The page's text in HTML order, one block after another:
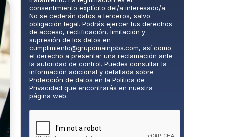
r
i
v
a
c
i
d
a
d
*
consentimiento explícito del/a interesado/a.
No se cederán datos a terceros, salvo
obligación legal. Podrás ejercer tus derechos
de acceso, rectificación, limitación y
supresión de los datos en
cumplimiento@grupomainjobs.com, así como
el derecho a presentar una reclamación ante
la autoridad de control. Puedes consultar la
información adicional y detallada sobre
Protección de datos en la Política de
Privacidad que encontrarás en nuestra
página web.